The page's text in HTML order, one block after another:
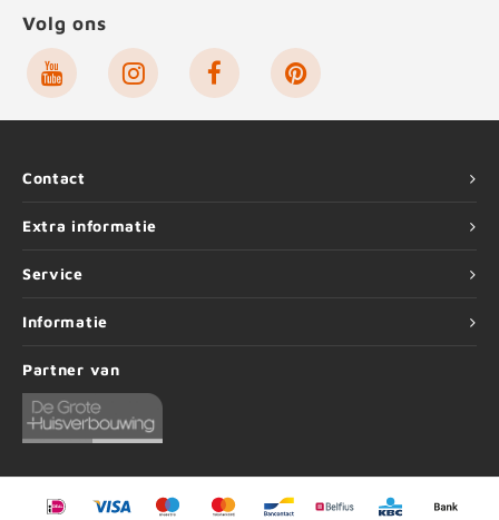
Volg ons
Contact
Extra informatie
Service
Informatie
Partner van